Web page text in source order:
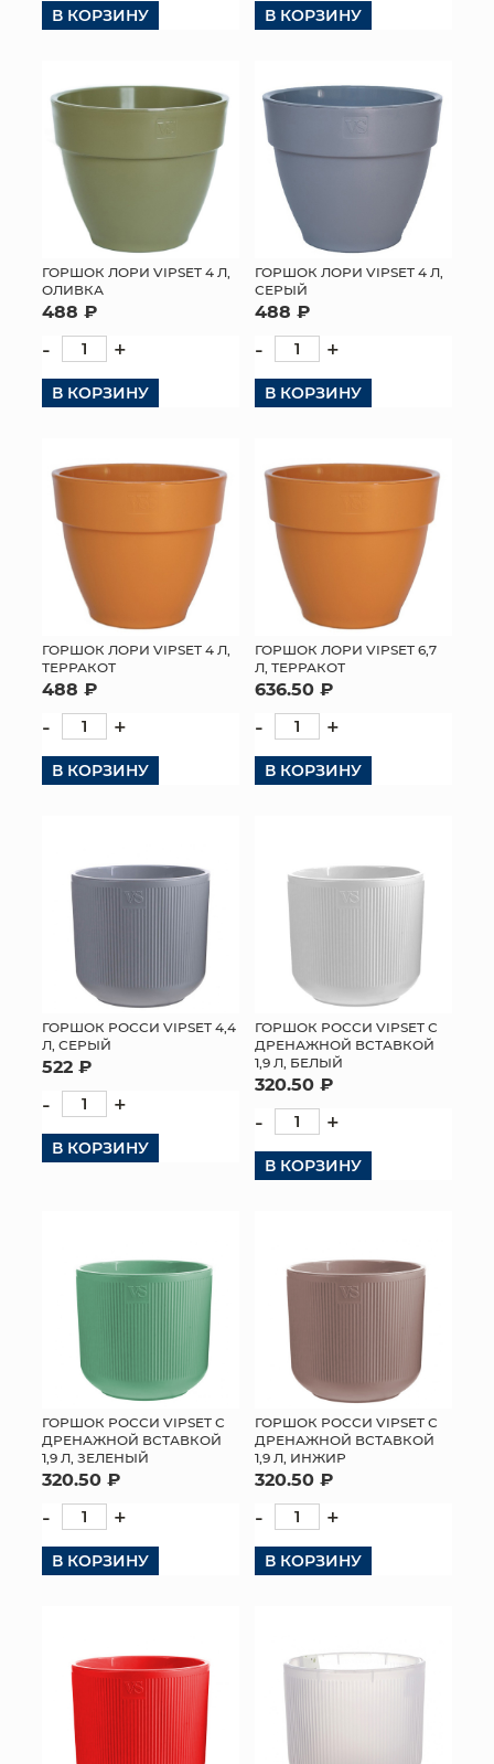
В КОРЗИНУ В КОРЗИНУ
ГОРШОК ЛОРИ VIPSET 4 Л,
ОЛИВКА
488 ₽
- +
В КОРЗИНУ
ГОРШОК ЛОРИ VIPSET 4 Л,
СЕРЫЙ
488 ₽
- +
В КОРЗИНУ
ГОРШОК ЛОРИ VIPSET 4 Л,
ТЕРРАКОТ
488 ₽
- +
В КОРЗИНУ
ГОРШОК ЛОРИ VIPSET 6,7
Л, ТЕРРАКОТ
636.50 ₽
- +
В КОРЗИНУ
ГОРШОК РОССИ VIPSET 4,4
Л, СЕРЫЙ
522 ₽
- +
В КОРЗИНУ
ГОРШОК РОССИ VIPSET С
ДРЕНАЖНОЙ ВСТАВКОЙ
1,9 Л, БЕЛЫЙ
320.50 ₽
- +
В КОРЗИНУ
ГОРШОК РОССИ VIPSET С
ДРЕНАЖНОЙ ВСТАВКОЙ
1,9 Л, ЗЕЛЕНЫЙ
320.50 ₽
- +
В КОРЗИНУ
ГОРШОК РОССИ VIPSET С
ДРЕНАЖНОЙ ВСТАВКОЙ
1,9 Л, ИНЖИР
320.50 ₽
- +
В КОРЗИНУ